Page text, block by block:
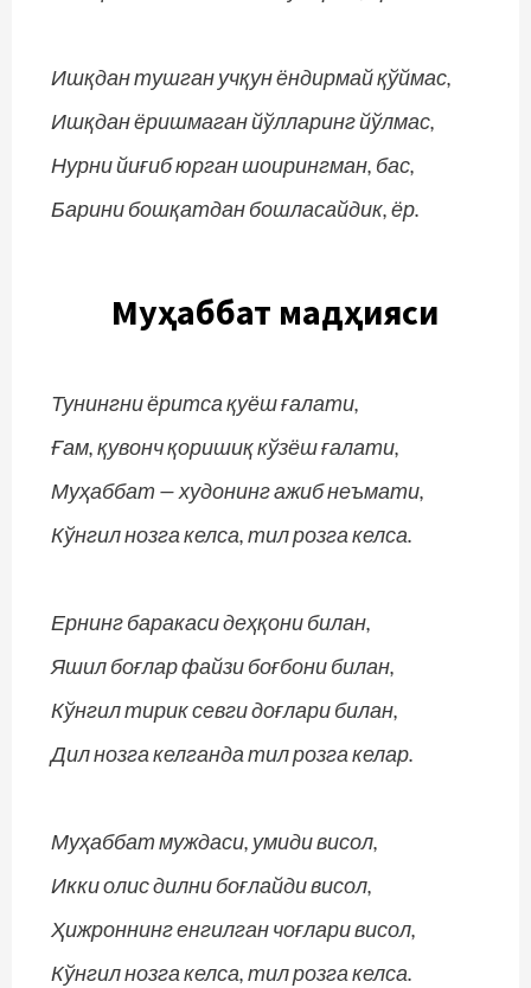
Ишқдан тушган учқун ёндирмай қўймас,
Ишқдан ёришмаган йўлларинг йўлмас,
Нурни йиғиб юрган шоирингман, бас,
Барини бошқатдан бошласайдик, ёр.
Муҳаббат мадҳияси
Тунингни ёритса қуёш ғалати,
Ғам, қувонч қоришиқ кўзёш ғалати,
Муҳаббат — худонинг ажиб неъмати,
Кўнгил нозга келса, тил розга келса.
Ернинг баракаси деҳқони билан,
Яшил боғлар файзи боғбони билан,
Кўнгил тирик севги доғлари билан,
Дил нозга келганда тил розга келар.
Муҳаббат муждаси, умиди висол,
Икки олис дилни боғлайди висол,
Ҳижроннинг енгилган чоғлари висол,
Кўнгил нозга келса, тил розга келса.